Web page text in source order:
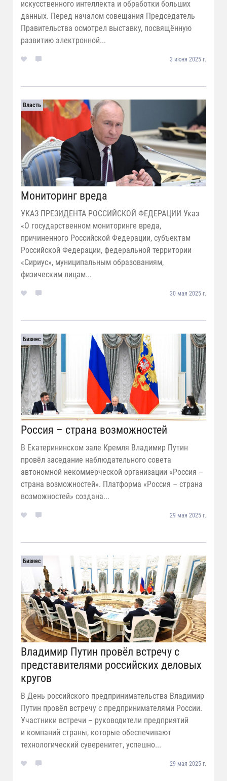
искусственного интеллекта и обработки больших
данных. Перед началом совещания Председатель
Правительства осмотрел выставку, посвящённую
развитию электронной...
3 июня 2025 г.
Власть
Мониторинг вреда
УКАЗ ПРЕЗИДЕНТА РОССИЙСКОЙ ФЕДЕРАЦИИ Указ
«О государственном мониторинге вреда,
причиненного Российской Федерации, субъектам
Российской Федерации, федеральной территории
«Сириус», муниципальным образованиям,
физическим лицам...
30 мая 2025 г.
Бизнес
Россия – страна возможностей
В Екатерининском зале Кремля Владимир Путин
провёл заседание наблюдательного совета
автономной некоммерческой организации «Россия –
страна возможностей». Платформа «Россия – страна
возможностей» создана...
29 мая 2025 г.
Бизнес
Владимир Путин провёл встречу с
представителями российских деловых
кругов
В День российского предпринимательства Владимир
Путин провёл встречу с предпринимателями России.
Участники встречи – руководители предприятий
и компаний страны, которые обеспечивают
технологический суверенитет, успешно...
29 мая 2025 г.